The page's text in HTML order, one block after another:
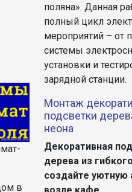
в
поляна». Данная
полный цикл
мероприятий – от
системы
установки и
зарядной станции.
Монтаж
подсветки
неона
Декоративная
дерева из
создайте уютную
возле кафе